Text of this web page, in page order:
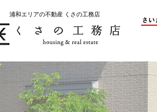
浦和エリアの不動産 くさの工務店
産の売却をお考えのお客様
くさの工務店が選ばれる理由 売却
産の購入をお考えのお客様
くさの工務店が選ばれる理由 購入